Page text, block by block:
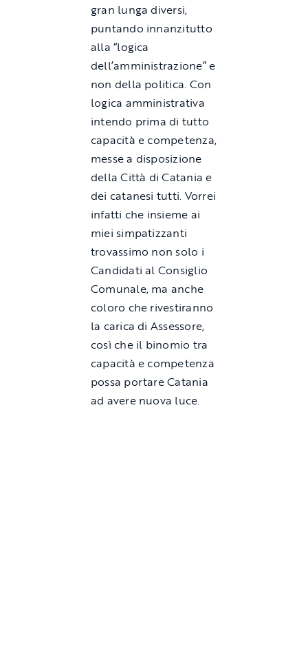
gran lunga diversi,
puntando innanzitutto
alla “logica
dell’amministrazione” e
non della politica. Con
logica amministrativa
intendo prima di tutto
capacità e competenza,
messe a disposizione
della Città di Catania e
dei catanesi tutti. Vorrei
infatti che insieme ai
miei simpatizzanti
trovassimo non solo i
Candidati al Consiglio
Comunale, ma anche
coloro che rivestiranno
la carica di Assessore,
così che il binomio tra
capacità e competenza
possa portare Catania
ad avere nuova luce.